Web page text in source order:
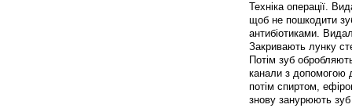
Техніка операції.
щоб не пошкодити
антибіотиками.
Закривають лунку
Потім зуб
канали з допомогою
потім спиртом,
знову занурюють